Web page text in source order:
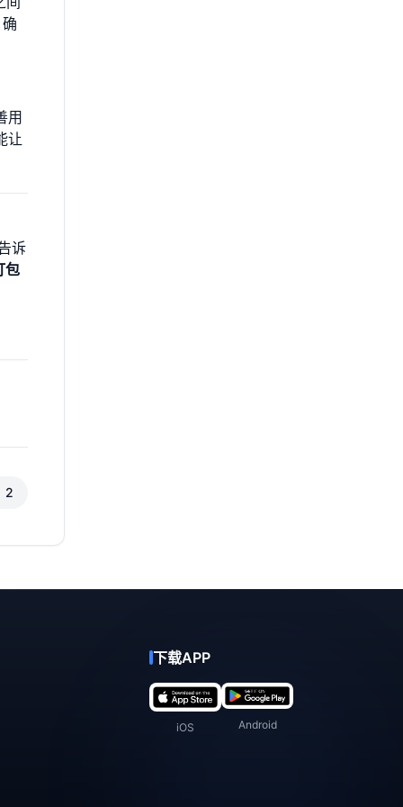
用
让
诉
包
2
下载APP
iOS Android